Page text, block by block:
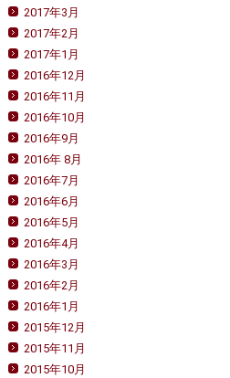
2017年3月
2017年2月
2017年1月
2016年12月
2016年11月
2016年10月
2016年9月
2016年 8月
2016年7月
2016年6月
2016年5月
2016年4月
2016年3月
2016年2月
2016年1月
2015年12月
2015年11月
2015年10月